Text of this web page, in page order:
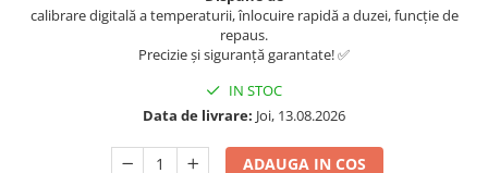
calibrare digitală a temperaturii, înlocuire rapidă a duzei, funcție de
repaus.
Precizie și siguranță garantate! ✅
IN STOC
Data de livrare: Joi, 13.08.2026
ADAUGA IN COS